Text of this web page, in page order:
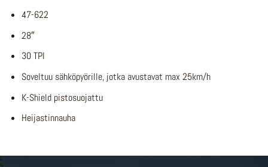
47-622
28″
30 TPI
Soveltuu sähköpyörille, jotka avustavat max 25km/h
K-Shield pistosuojattu
Heijastinnauha